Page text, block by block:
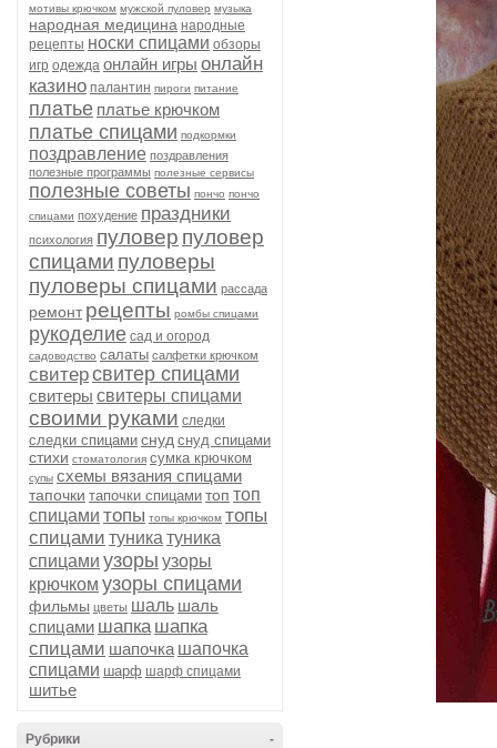
мотивы крючком мужской пуловер музыка
народная медицина народные
рецепты носки спицами обзоры
игр одежда онлайн игры онлайн
казино палантин пироги питание
платье платье крючком
платье спицами подкормки
поздравление поздравления
полезные программы полезные сервисы
полезные советы пончо пончо
спицами похудение праздники
психология пуловер пуловер
спицами пуловеры
пуловеры спицами рассада
ремонт рецепты ромбы спицами
рукоделие сад и огород
садоводство салаты салфетки крючком
свитерсвитер спицами
свитеры свитеры спицами
своими руками следки
следки спицами снуд снуд спицами
стихи стоматология сумка крючком
супы схемы вязания спицами
тапочки тапочки спицами топ топ
спицами топы топы крючком топы
спицами туника туника
спицами узоры узоры
крючком узоры спицами
фильмы цветы шаль шаль
спицами шапка шапка
спицами шапочка шапочка
спицами шарф шарф спицами
шитье
-
Рубрики